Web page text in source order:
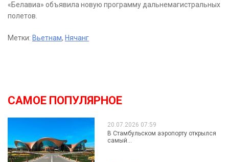
«Белавиа» объявила новую программу дальнемагистральных
полетов.
Метки: Вьетнам, Нячанг
САМОЕ ПОПУЛЯРНОЕ
20.07.2026 07:59
В Стамбульском аэропорту открылся
самый...